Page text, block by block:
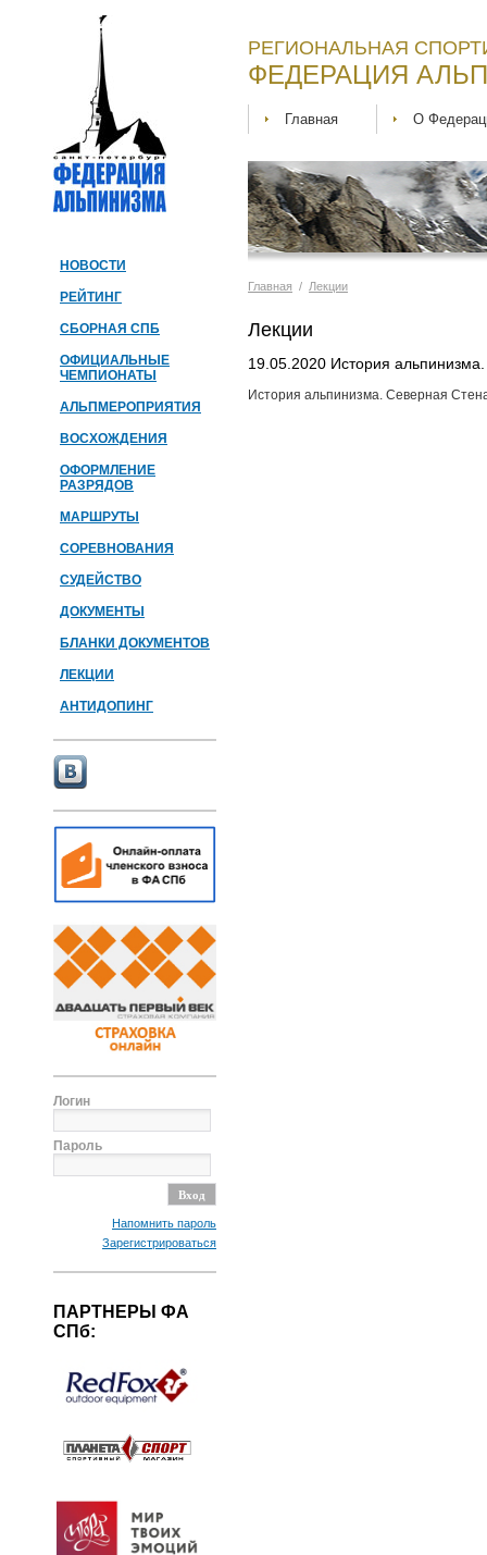
НОВОСТИ
РЕЙТИНГ
СБОРНАЯ СПБ
ОФИЦИАЛЬНЫЕ
ЧЕМПИОНАТЫ
АЛЬПМЕРОПРИЯТИЯ
ВОСХОЖДЕНИЯ
ОФОРМЛЕНИЕ
РАЗРЯДОВ
МАРШРУТЫ
СОРЕВНОВАНИЯ
СУДЕЙСТВО
ДОКУМЕНТЫ
БЛАНКИ ДОКУМЕНТОВ
ЛЕКЦИИ
АНТИДОПИНГ
Логин
Пароль
Напомнить пароль
Зарегистрироваться
ПАРТНЕРЫ ФА
СПб:
РЕГИОНАЛЬНАЯ
ФЕДЕРАЦИЯ
Главная О
Главная / Лекции
Лекции
19.05.2020 История альпинизма.
История альпинизма. Северная